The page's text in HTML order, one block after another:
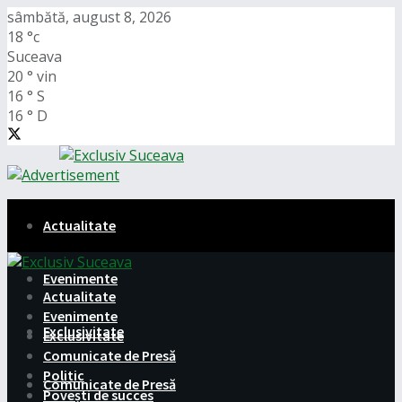
sâmbătă, august 8, 2026
18 °c
Suceava
20 ° vin
16 ° S
16 ° D
Actualitate
Evenimente
Exclusivitate
Comunicate de Presă
Actualitate
Evenimente
Exclusivitate
Comunicate de Presă
Politic
Povești de succes